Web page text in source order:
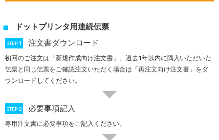
ドットプリンタ用連続伝票
STEP 1 注文書ダウンロード
初回のご注文は「新規作成向け注文書」、過去1年以内に購入いただいた
伝票と同じ伝票をご確認注文いただく場合は「再注文向け注文書」をダ
ウンロードしてください。
STEP 2 必要事項記入
専用注文書に必要事項をご記入ください。